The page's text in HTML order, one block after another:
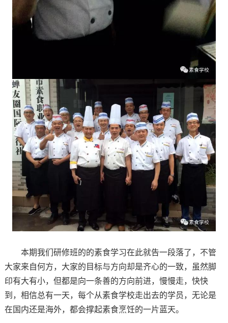
本期我们研修班的的素食学习在此就告一段落了，不管
大家来自何方，大家的目标与方向却是齐心的一致，虽然脚
印有大有小，但都是向一条善的方向前进，慢慢走，快快
到，相信总有一天，每个从素食学校走出去的学员，无论是
在国内还是海外，都会撑起素食烹饪的一片蓝天。